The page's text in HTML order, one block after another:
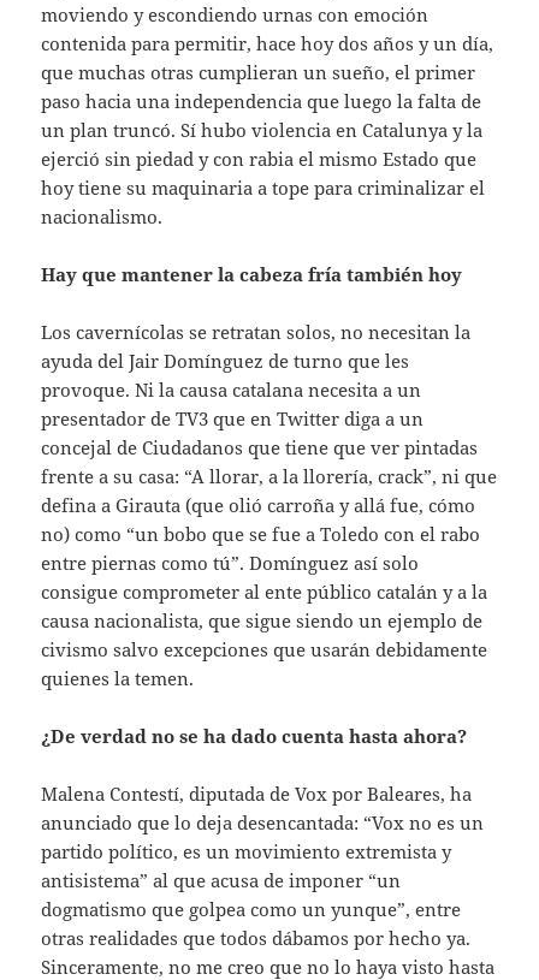
moviendo y escondiendo urnas con emoción
contenida para permitir, hace hoy dos años y un día,
que muchas otras cumplieran un sueño, el primer
paso hacia una independencia que luego la falta de
un plan truncó. Sí hubo violencia en Catalunya y la
ejerció sin piedad y con rabia el mismo Estado que
hoy tiene su maquinaria a tope para criminalizar el
nacionalismo.
Hay que mantener la cabeza fría también hoy
Los cavernícolas se retratan solos, no necesitan la
ayuda del Jair Domínguez de turno que les
provoque. Ni la causa catalana necesita a un
presentador de TV3 que en Twitter diga a un
concejal de Ciudadanos que tiene que ver pintadas
frente a su casa: “A llorar, a la llorería, crack”, ni que
defina a Girauta (que olió carroña y allá fue, cómo
no) como “un bobo que se fue a Toledo con el rabo
entre piernas como tú”. Domínguez así solo
consigue comprometer al ente público catalán y a la
causa nacionalista, que sigue siendo un ejemplo de
civismo salvo excepciones que usarán debidamente
quienes la temen.
¿De verdad no se ha dado cuenta hasta ahora?
Malena Contestí, diputada de Vox por Baleares, ha
anunciado que lo deja desencantada: “Vox no es un
partido político, es un movimiento extremista y
antisistema” al que acusa de imponer “un
dogmatismo que golpea como un yunque”, entre
otras realidades que todos dábamos por hecho ya.
Sinceramente, no me creo que no lo haya visto hasta